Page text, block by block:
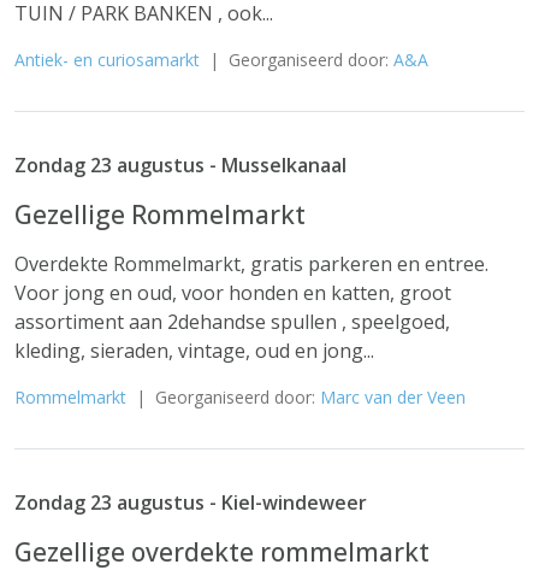
TUIN / PARK BANKEN , ook...
Antiek- en curiosamarkt | Georganiseerd door: A&A
Zondag 23 augustus - Musselkanaal
Gezellige Rommelmarkt
Overdekte Rommelmarkt, gratis parkeren en entree.
Voor jong en oud, voor honden en katten, groot
assortiment aan 2dehandse spullen , speelgoed,
kleding, sieraden, vintage, oud en jong...
Rommelmarkt | Georganiseerd door: Marc van der Veen
Zondag 23 augustus - Kiel-windeweer
Gezellige overdekte rommelmarkt